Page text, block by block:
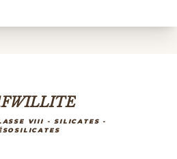
VIII - SILICATES -